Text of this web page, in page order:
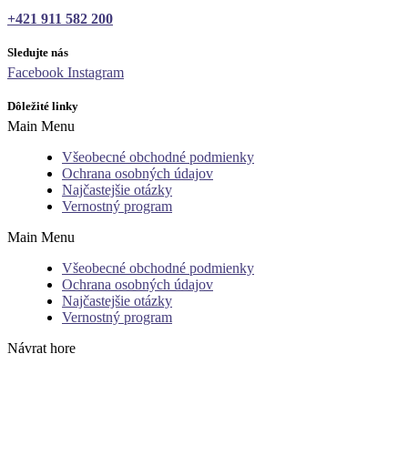
+421 911 582 200
Sledujte nás
Facebook Instagram
Dôležité linky
Main Menu
Všeobecné obchodné podmienky
Ochrana osobných údajov
Najčastejšie otázky
Vernostný program
Main Menu
Všeobecné obchodné podmienky
Ochrana osobných údajov
Najčastejšie otázky
Vernostný program
Návrat hore